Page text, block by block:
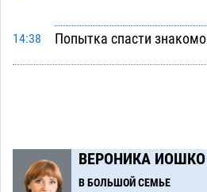
14:38
Попытка спасти
Глава крупного
поставил жителей перед
ВЕРОНИКА ИОШКО
В БОЛЬШОЙ СЕМЬЕ